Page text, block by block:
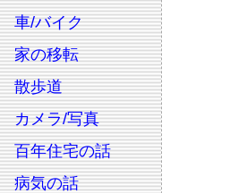
車/バイク
家の移転
散歩道
カメラ/写真
百年住宅の話
病気の話